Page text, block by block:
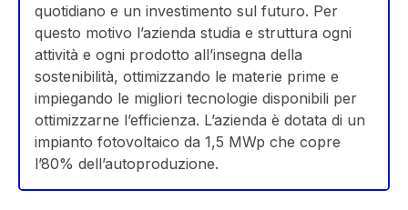
quotidiano e un investimento sul futuro. Per
questo motivo l’azienda studia e struttura ogni
attività e ogni prodotto all’insegna della
sostenibilità, ottimizzando le materie prime e
impiegando le migliori tecnologie disponibili per
ottimizzarne l’efficienza. L’azienda è dotata di un
impianto fotovoltaico da 1,5 MWp che copre
l’80% dell’autoproduzione.